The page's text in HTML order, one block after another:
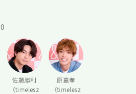
佐藤勝利
（timelesz
原嘉孝
（timelesz